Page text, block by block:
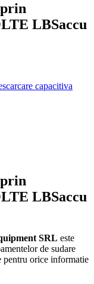
LBSaccu
capacitiva
LBSaccu
SRL este
de sudare
pentru orice informatie